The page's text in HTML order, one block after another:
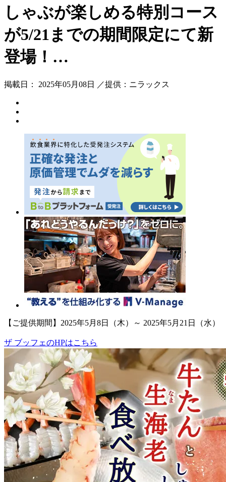
しゃぶが楽しめる特別コース
が5/21までの期間限定にて新
登場！…
掲載日： 2025年05月08日 ／提供：ニラックス
【ご提供期間】2025年5月8日（木）～ 2025年5月21日（水）
ザ ブッフェのHPはこちら